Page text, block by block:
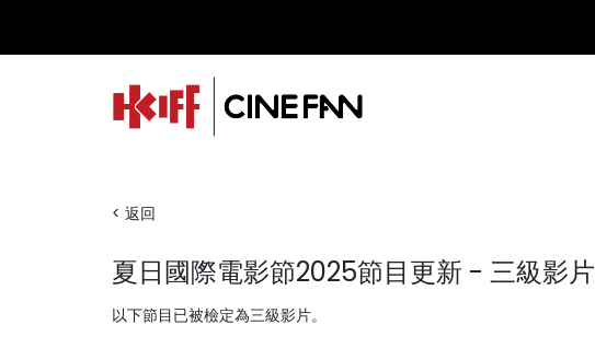
< 返回
夏日國際電影節2025節目更新 - 三級影片
以下節目已被檢定為三級影片。